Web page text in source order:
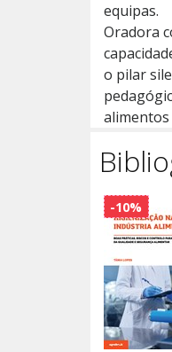
equipas.
Oradora
o pilar
alimentos
-10%